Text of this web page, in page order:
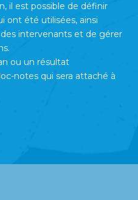
il est possible de définir
ont été utilisées, ainsi
intervenants et de gérer
ou un résultat
notes qui sera attaché à